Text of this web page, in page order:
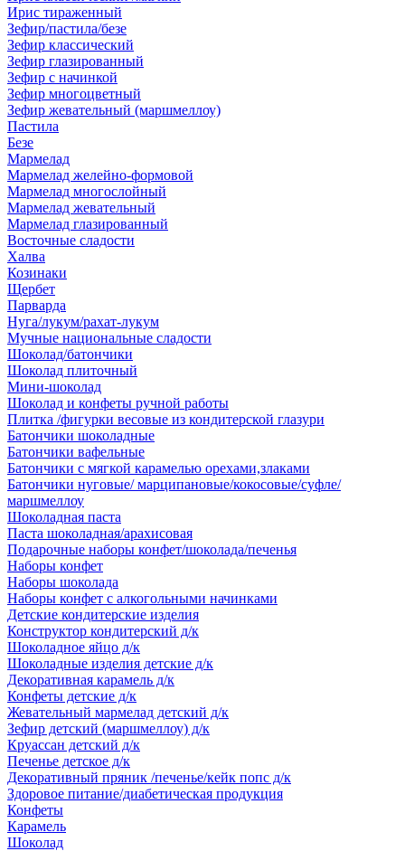
Ирис тираженный
Зефир/пастила/безе
Зефир классический
Зефир глазированный
Зефир с начинкой
Зефир многоцветный
Зефир жевательный (маршмеллоу)
Пастила
Безе
Мармелад
Мармелад желейно-формовой
Мармелад многослойный
Мармелад жевательный
Мармелад глазированный
Восточные сладости
Халва
Козинаки
Щербет
Парварда
Нуга/лукум/рахат-лукум
Мучные национальные сладости
Шоколад/батончики
Шоколад плиточный
Мини-шоколад
Шоколад и конфеты ручной работы
Плитка /фигурки весовые из кондитерской глазури
Батончики шоколадные
Батончики вафельные
Батончики с мягкой карамелью орехами,злаками
Батончики нуговые/ марципановые/кокосовые/суфле/
маршмеллоу
Шоколадная паста
Паста шоколадная/арахисовая
Подарочные наборы конфет/шоколада/печенья
Наборы конфет
Наборы шоколада
Наборы конфет с алкогольными начинками
Детские кондитерские изделия
Конструктор кондитерский д/к
Шоколадное яйцо д/к
Шоколадные изделия детские д/к
Декоративная карамель д/к
Конфеты детские д/к
Жевательный мармелад детский д/к
Зефир детский (маршмеллоу) д/к
Круассан детский д/к
Печенье детское д/к
Декоративный пряник /печенье/кейк попс д/к
Здоровое питание/диабетическая продукция
Конфеты
Карамель
Шоколад